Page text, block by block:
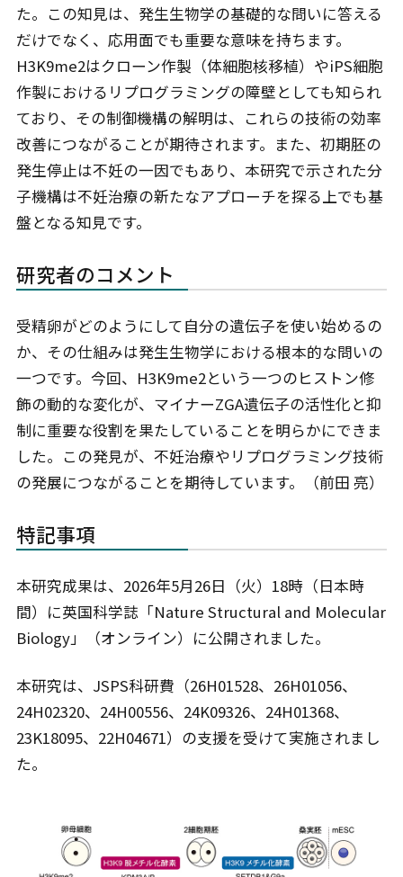
た。この知見は、発生生物学の基礎的な問いに答える
だけでなく、応用面でも重要な意味を持ちます。
H3K9me2はクローン作製（体細胞核移植）やiPS細胞
作製におけるリプログラミングの障壁としても知られ
ており、その制御機構の解明は、これらの技術の効率
改善につながることが期待されます。また、初期胚の
発生停止は不妊の一因でもあり、本研究で示された分
子機構は不妊治療の新たなアプローチを探る上でも基
盤となる知見です。
研究者のコメント
受精卵がどのようにして自分の遺伝子を使い始めるの
か、その仕組みは発生生物学における根本的な問いの
一つです。今回、H3K9me2という一つのヒストン修
飾の動的な変化が、マイナーZGA遺伝子の活性化と抑
制に重要な役割を果たしていることを明らかにできま
した。この発見が、不妊治療やリプログラミング技術
の発展につながることを期待しています。（前田 亮）
特記事項
本研究成果は、2026年5月26日（火）18時（日本時
間）に英国科学誌「Nature Structural and Molecular
Biology」（オンライン）に公開されました。
本研究は、JSPS科研費（26H01528、26H01056、
24H02320、24H00556、24K09326、24H01368、
23K18095、22H04671）の支援を受けて実施されまし
た。